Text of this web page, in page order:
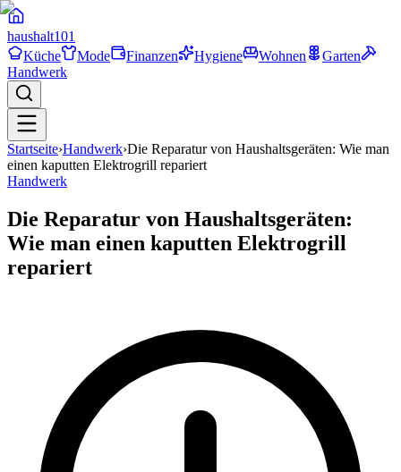
haushalt101
Küche
Mode Finanzen Hygiene Wohnen
Garten
Handwerk
Startseite›Handwerk›Die Reparatur von Haushaltsgeräten: Wie man
einen kaputten Elektrogrill repariert
Handwerk
Die Reparatur von Haushaltsgeräten:
Wie man einen kaputten Elektrogrill
repariert